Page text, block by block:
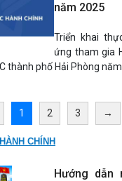
năm 2025
Triển khai
ứng tham gia
thành phố Hải Phòng
1 2 3 →
CHÍNH
Hướng dẫn